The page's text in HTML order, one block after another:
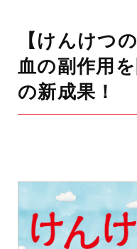
【けんけ
血の副作用
の新成果！